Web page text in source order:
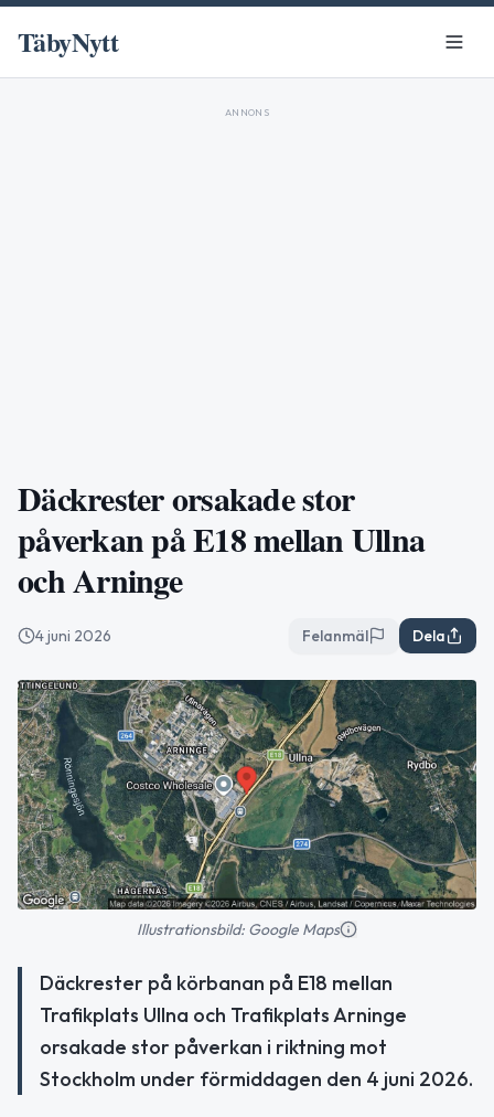
TäbyNytt
ANNONS
Däckrester orsakade stor
påverkan på E18 mellan Ullna
och Arninge
4 juni 2026 Felanmäl Dela
Illustrationsbild: Google Maps
Däckrester på körbanan på E18 mellan
Trafikplats Ullna och Trafikplats Arninge
orsakade stor påverkan i riktning mot
Stockholm under förmiddagen den 4 juni 2026.